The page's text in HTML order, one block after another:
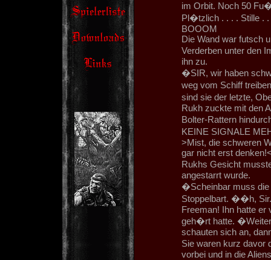
im Orbit. Noch 50
Pl�tzlich . . . . Stille . .
BOOOM
Die Wand war futsch
Verderben unter den
ihn zu.
�SIR, wir haben
weg vom Schiff
sind sie der letzte,
Rukh zuckte mit den
Bolter-Rattern
KEINE SIGNALE
>Mist, die schweren
gar nicht erst
Rukhs Gesicht
angestarrt wurde.
�Scheinbar muss die
Stoppelbart. ��h,
Freeman! Ihn hatte er
geh�rt hatte.
schauten sich an,
Sie waren kurz davor
vorbei und in die